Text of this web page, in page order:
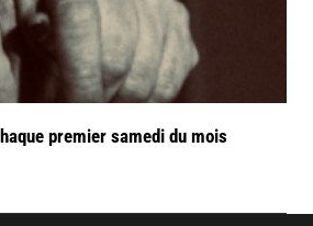
premier samedi du mois